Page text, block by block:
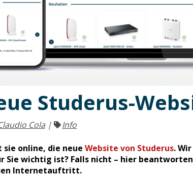
Studerus-
Cola | Info
sie online, die neue Website von Studerus.
Sie wichtig ist? Falls nicht – hier
Internetauftritt.